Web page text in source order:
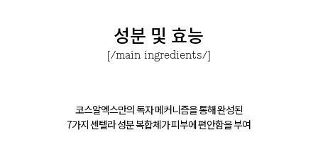
성분 및 효능
[/main ingredients/]
코스알엑스만의 독자 메커니즘을 통해 완성된
7가지 센텔라 성분 복합체가 피부에 편안함을 부여